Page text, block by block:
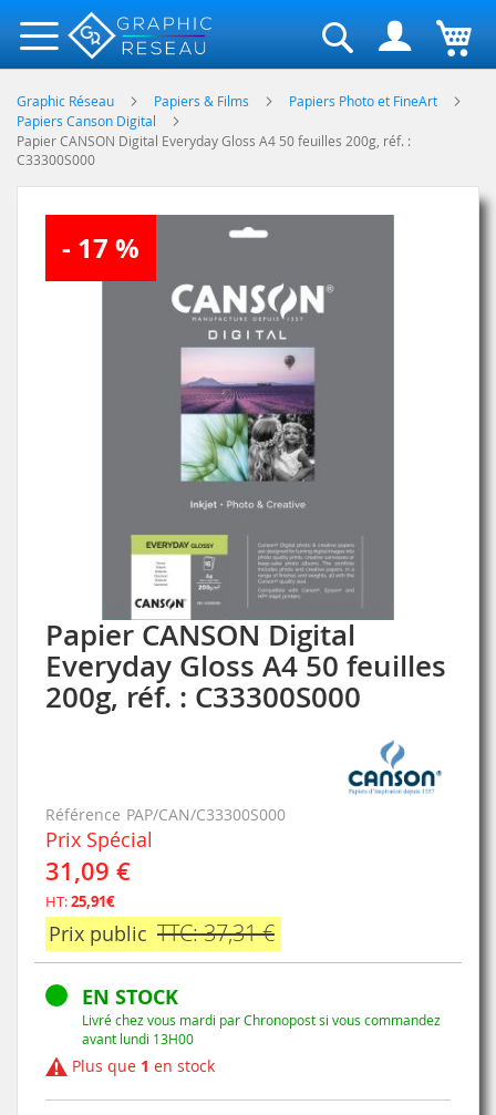
Rechercher
Graphic Réseau Papiers & Films
Papiers Photo et FineArt
Papiers Canson Digital
Papier CANSON Digital Everyday Gloss A4 50 feuilles 200g, réf. :
C33300S000
Papier CANSON Digital
Everyday Gloss A4 50 feuilles
200g, réf. : C33300S000
Référence PAP/CAN/C33300S000
Prix Spécial
31,09 €
HT:25,91€
Prix public TTC: 37,31 €
EN STOCK
Livré chez vous mardi par Chronopost si vous commandez
avant lundi 13H00
Plus que 1 en stock
- 17 %
Skip
to
the
beginning